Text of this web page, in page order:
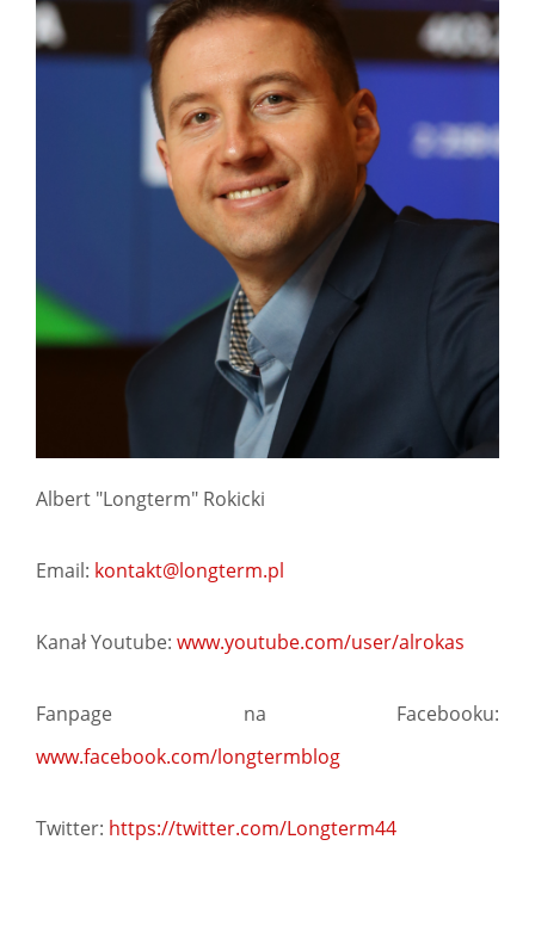
Albert "Longterm" Rokicki
Email: kontakt@longterm.pl
Kanał Youtube: www.youtube.com/user/alrokas
Fanpage na Facebooku:
www.facebook.com/longtermblog
Twitter: https://twitter.com/Longterm44